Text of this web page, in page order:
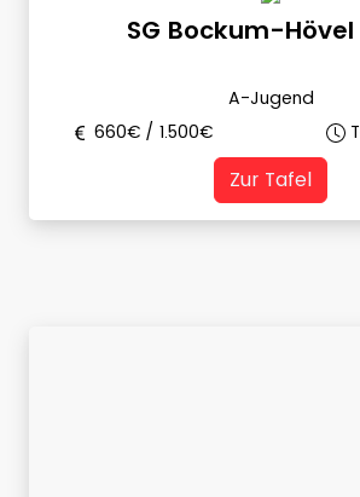
SG Bockum-Hövel
A-Jugend
660€ / 1.500€
Zur Tafel